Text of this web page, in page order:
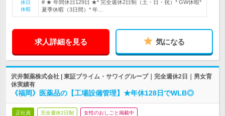
休日
休暇
# ★ 年間休日129日 ★* 完全週休2日制（土・日・祝）* GW休暇*
夏季休暇（3日間）* 年…
求人詳細を見る 気になる
沢井製薬株式会社 | 東証プライム・サワイグループ｜完全週休2日｜男女育
休実績有
《福岡》医薬品の【工場設備管理】★年休128日でWLB◎
正社員 完全週休2日制 女性のおしごと掲載中